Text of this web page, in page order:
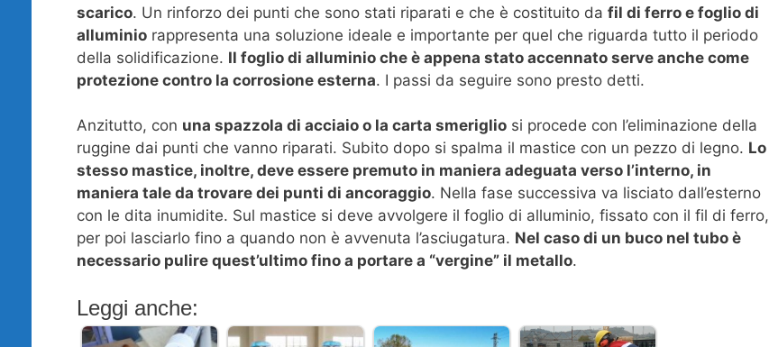
scarico. Un rinforzo dei punti che sono stati riparati e che è costituito da fil di ferro e foglio di
alluminiorappresenta una soluzione ideale e importante per quel che riguarda tutto il periodo
della solidificazione. Il foglio di alluminio che è appena stato accennato serve anche come
protezione contro la corrosione esterna. I passi da seguire sono presto detti.
Anzitutto, con una spazzola di acciaio o la carta smerigliosi procede con l’eliminazione della
ruggine dai punti che vanno riparati. Subito dopo si spalma il mastice con un pezzo di legno. Lo
stesso mastice, inoltre, deve essere premuto in maniera adeguata verso l’interno, in
maniera tale da trovare dei punti di ancoraggio. Nella fase successiva va lisciato dall’esterno
con le dita inumidite. Sul mastice si deve avvolgere il foglio di alluminio, fissato con il fil di ferro,
per poi lasciarlo fino a quando non è avvenuta l’asciugatura. Nel caso di un buco nel tubo è
necessario pulire quest’ultimo fino a portare a “vergine” il metallo.
Leggi anche: